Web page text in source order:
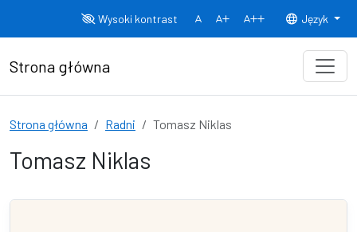
Wysoki kontrast
Normalny rozmiar czcionki
Rozmiar czcionki 150% Rozmiar
Język
Strona główna
Strona główna Radni Tomasz Niklas
Tomasz Niklas